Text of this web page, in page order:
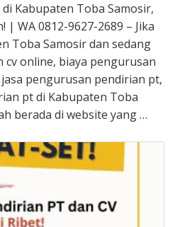
Kabupaten Toba Samosir,
| WA 0812-9627-2689 – Jika
Toba Samosir dan sedang
cv online, biaya pengurusan
pengurusan pendirian pt,
pt di Kabupaten Toba
berada di website yang …